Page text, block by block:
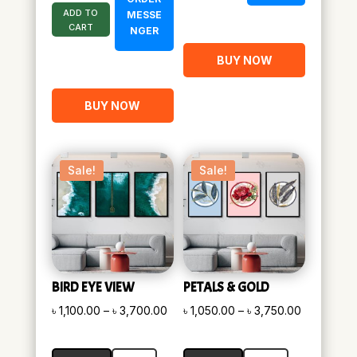
ADD TO
CART
MESSE
NGER
BUY NOW
BUY NOW
Sale!
BIRD EYE VIEW
৳ 1,100.00 – ৳ 3,700.00Price
৳ 1,100.00
Sale!
PETALS & GOLD
৳1,050.00 – ৳3,750.00